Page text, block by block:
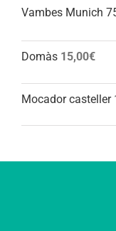
Vambes Munich
Domàs 15,00€
Mocador casteller